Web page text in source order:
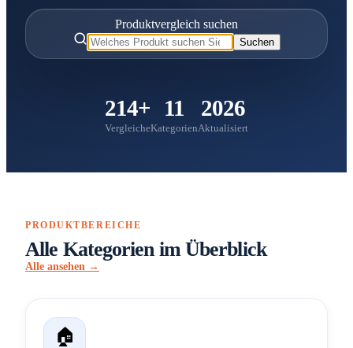
Produktvergleich suchen
Suchen
214+
Vergleiche
11
Kategorien
2026
Aktualisiert
PRODUKTBEREICHE
Alle Kategorien im Überblick
Alle ansehen →
🏠